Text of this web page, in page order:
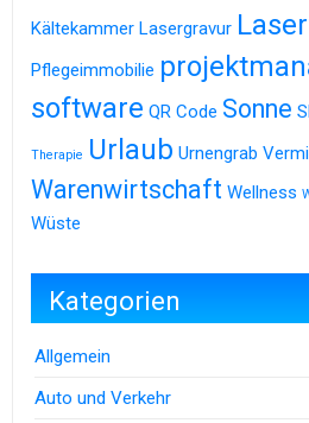
Kältekammer Lasergravur
Pflegeimmobilie
software QR Code Sonne
Therapie Urlaub Urnengrab
Warenwirtschaft Wellness
Wüste
Kategorien
Allgemein
Auto und Verkehr